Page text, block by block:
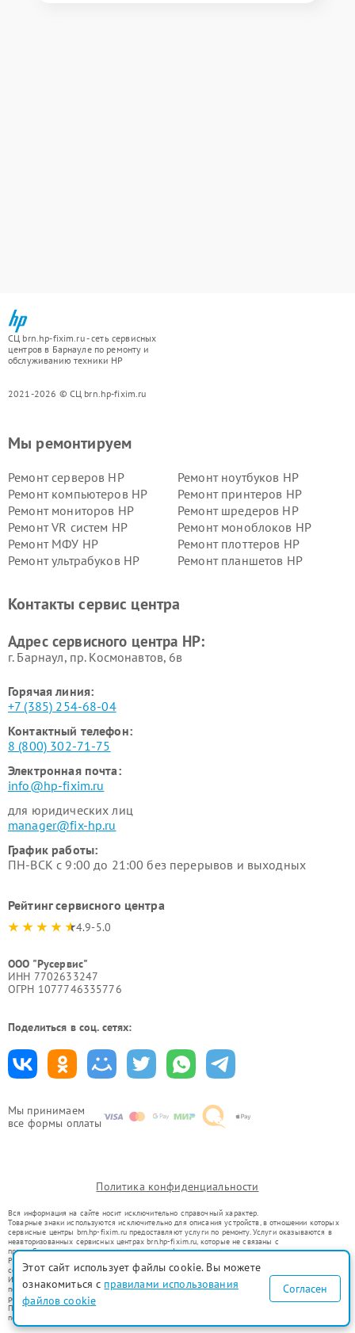
СЦ brn.hp-fixim.ru - сеть сервисных
центров в Барнауле по ремонту и
обслуживанию техники HP
2021-2026 © СЦ brn.hp-fixim.ru
Мы принимаем
все формы оплаты
Мы ремонтируем
Ремонт серверов HP
Ремонт ноутбуков HP
Ремонт компьютеров HP
Ремонт принтеров HP
Ремонт мониторов HP
Ремонт шредеров HP
Ремонт VR систем HP
Ремонт моноблоков HP
Ремонт МФУ HP
Ремонт плоттеров HP
Ремонт ультрабуков HP
Ремонт планшетов HP
Контакты сервис центра
Адрес сервисного центра HP:
г. Барнаул, ​пр. Космонавтов, 6в
Горячая линия:
+7 (385) 254-68-04
Контактный телефон:
8 (800) 302-71-75
Электронная почта:
info@hp-fixim.ru
для юридических лиц
manager@fix-hp.ru
График работы:
ПН-ВСК с 9:00 до 21:00 без перерывов и выходных
Рейтинг сервисного центра
4.9-5.0
ООО "Русервис"
ИНН 7702633247
ОГРН 1077746335776
Поделиться в соц. сетях:
Политика конфиденциальности
Вся информация на сайте носит исключительно справочный характер.
Товарные знаки используются исключительно для описания устройств, в отношении которых
сервисные центры brn.hp-fixim.ru предоставляют услуги по ремонту. Услуги оказываются в
неавторизованных сервисных центрах brn.hp-fixim.ru, которые не связаны с
правообладателями товарных знаков или их официальными представителями.
Ремонт осуществляется для устройств, уже введенных в гражданский оборот в соответствии
со статьей 1487 ГК РФ.
Использование товарных знаков не преследует цели индивидуализации услуг или введения
потребителей в заблуждение, а служит для информирования о предоставляемых услугах по
ремонту техники указанных брендов.
Представленная на сайте информация не является публичной офертой, определяемой
положениями Статьи 437(2) Гражданского кодекса РФ
Этот сайт использует файлы cookie. Вы можете
ознакомиться с правилами использования
файлов cookie
Согласен